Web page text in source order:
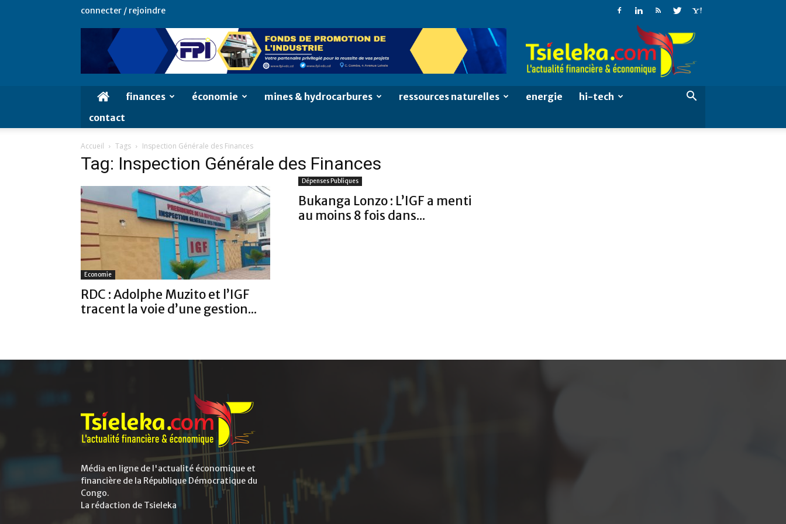
connecter / rejoindre
Tsieleka
finances économie mines & hydrocarbures ressources naturelles energie
hi-tech
contact
Accueil Tags Inspection Générale des Finances
Tag: Inspection Générale des Finances
Economie
RDC : Adolphe Muzito et l’IGF
tracent la voie d’une gestion...
Dépenses Publiques
Bukanga Lonzo : L’IGF a menti
au moins 8 fois dans...
Média en ligne de l'actualité économique et
financière de la République Démocratique du
Congo.
La rédaction de Tsieleka